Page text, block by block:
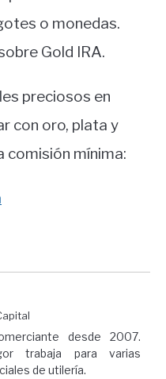
o monedas.
Gold IRA.
preciosos en
con oro, plata y
comisión mínima:
desde 2007.
trabaja para varias
de utilería.